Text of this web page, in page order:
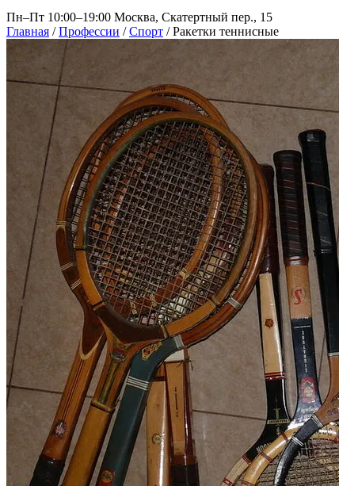
Пн–Пт 10:00–19:00 Москва, Скатертный пер., 15
Главная / Профессии / Спорт / Ракетки теннисные